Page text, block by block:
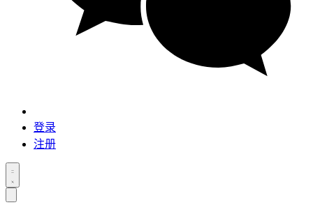
登录
注册